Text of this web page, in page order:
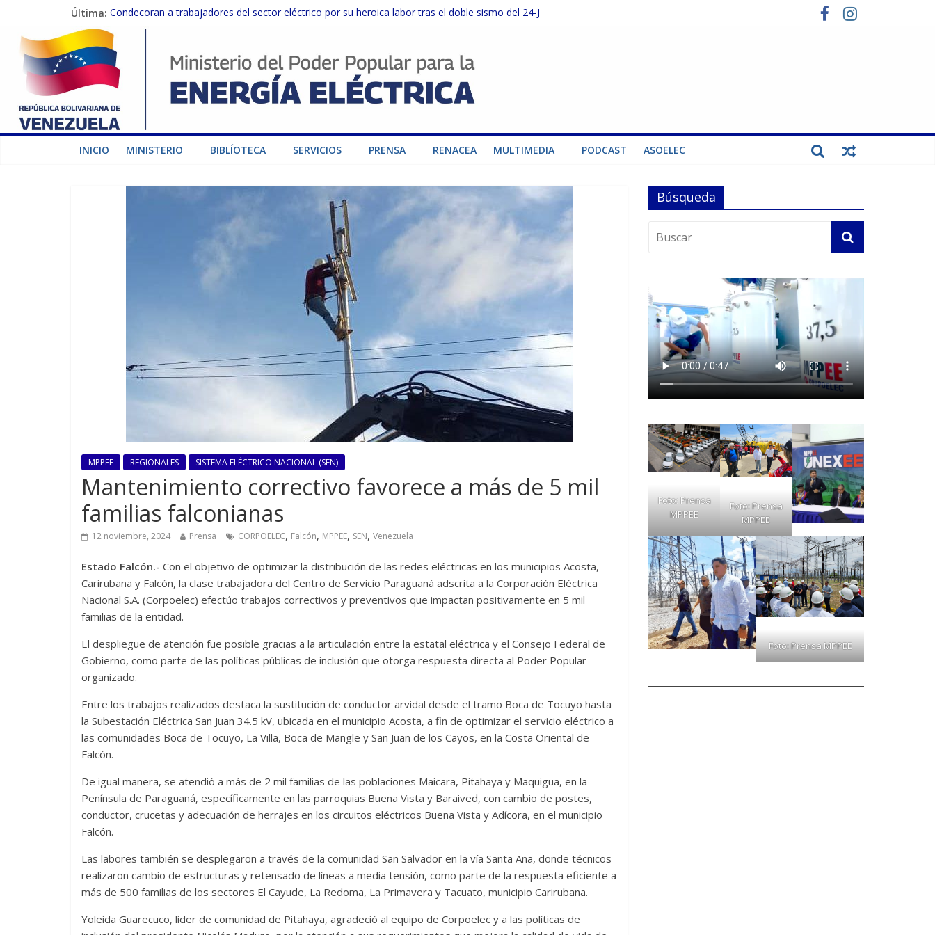
Última: Condecoran a trabajadores del sector eléctrico por su heroica labor tras el doble sismo del 24-J
Gobierno Nacional coordina acciones con el sector privado para fortalecer el SEN ante el «Súper Niño»
Inspeccionan trabajos de rehabilitación en instalaciones del SEN en Carabobo
Gobierno Nacional activa plan preventivo para fortalecer el SEN ante el fenómeno de El Niño
Termocarabobo recupera el 50% de su capacidad de generación para fortalecer el SEN
INICIO MINISTERIO BIBLÍOTECA SERVICIOS PRENSA RENACEA MULTIMEDIA PODCAST ASOELEC
MPPEE REGIONALES SISTEMA ELÉCTRICO NACIONAL (SEN)
Mantenimiento correctivo favorece a más de 5 mil
familias falconianas
12 noviembre, 2024 Prensa CORPOELEC, Falcón, MPPEE, SEN, Venezuela
Estado Falcón.- Con el objetivo de optimizar la distribución de las redes eléctricas en los municipios Acosta,
Carirubana y Falcón, la clase trabajadora del Centro de Servicio Paraguaná adscrita a la Corporación Eléctrica
Nacional S.A. (Corpoelec) efectúo trabajos correctivos y preventivos que impactan positivamente en 5 mil
familias de la entidad.
El despliegue de atención fue posible gracias a la articulación entre la estatal eléctrica y el Consejo Federal de
Gobierno, como parte de las políticas públicas de inclusión que otorga respuesta directa al Poder Popular
organizado.
Entre los trabajos realizados destaca la sustitución de conductor arvidal desde el tramo Boca de Tocuyo hasta
la Subestación Eléctrica San Juan 34.5 kV, ubicada en el municipio Acosta, a fin de optimizar el servicio eléctrico a
las comunidades Boca de Tocuyo, La Villa, Boca de Mangle y San Juan de los Cayos, en la Costa Oriental de
Falcón.
De igual manera, se atendió a más de 2 mil familias de las poblaciones Maicara, Pitahaya y Maquigua, en la
Península de Paraguaná, específicamente en las parroquias Buena Vista y Baraived, con cambio de postes,
conductor, crucetas y adecuación de herrajes en los circuitos eléctricos Buena Vista y Adícora, en el municipio
Falcón.
Las labores también se desplegaron a través de la comunidad San Salvador en la vía Santa Ana, donde técnicos
realizaron cambio de estructuras y retensado de líneas a media tensión, como parte de la respuesta eficiente a
más de 500 familias de los sectores El Cayude, La Redoma, La Primavera y Tacuato, municipio Carirubana.
Yoleida Guarecuco, líder de comunidad de Pitahaya, agradeció al equipo de Corpoelec y a las políticas de
Búsqueda
Foto: Prensa
MPPEE
Foto: Prensa
MPPEE
Foto: Prensa MPPEE